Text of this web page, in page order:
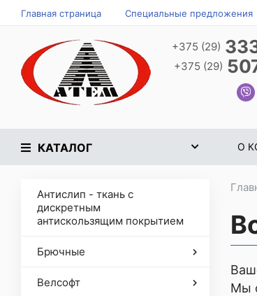
Главная страница Специальные предложения
+375 (29)
+375 (29)
КАТАЛОГ О
Антислип - ткань с
дискретным
антискользящим покрытием
Брючные
Велсофт
Мы